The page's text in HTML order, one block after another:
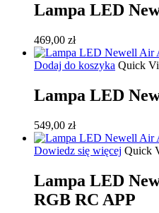
Lampa LED
469,00 zł
Dodaj do koszyka Quick
Lampa LED
549,00 zł
Dowiedz się więcej Quick
Lampa LED
RGB RC APP